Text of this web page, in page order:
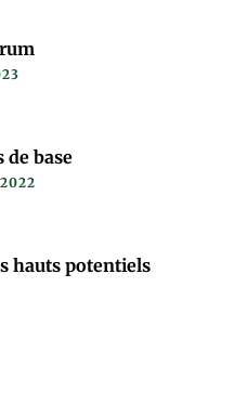
de base
hauts potentiels